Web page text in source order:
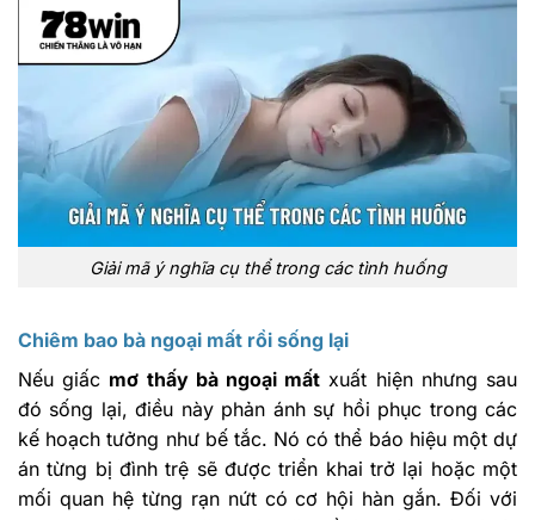
Giải mã ý nghĩa cụ thể trong các tình huống
Chiêm bao bà ngoại mất rồi sống lại
Nếu giấc mơ thấy bà ngoại mất xuất hiện nhưng sau
đó sống lại, điều này phản ánh sự hồi phục trong các
kế hoạch tưởng như bế tắc. Nó có thể báo hiệu một dự
án từng bị đình trệ sẽ được triển khai trở lại hoặc một
mối quan hệ từng rạn nứt có cơ hội hàn gắn. Đối với